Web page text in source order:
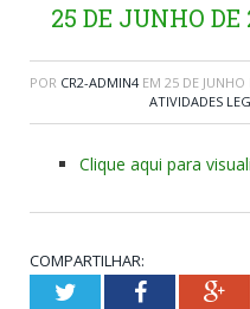
25 DE JUNHO DE
POR CR2-ADMIN4 EM 25 DE JUNHO
ATIVIDADES
Clique aqui para
COMPARTILHAR:
TwitterFacebook